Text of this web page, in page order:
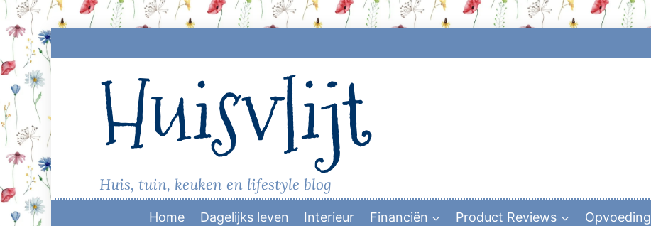
Skip
to
Huisvlijt
Huis, tuin, keuken en lifestyle blog
Home Dagelijks leven Interieur Financiën Product Reviews Opvoeding